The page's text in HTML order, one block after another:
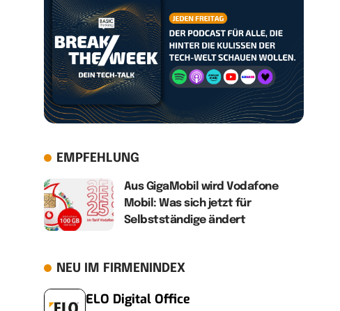
EMPFEHLUNG
Aus GigaMobil wird Vodafone
Mobil: Was sich jetzt für
Selbstständige ändert
NEU IM FIRMENINDEX
ELO Digital Office